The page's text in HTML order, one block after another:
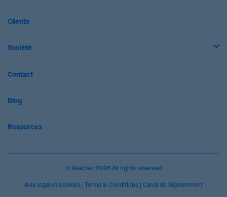
Clients
Société
Contact
Blog
Resources
© Reactev 2026 All rights reserved
Avis legal et cookies Terms & Conditions Canal de Signalement